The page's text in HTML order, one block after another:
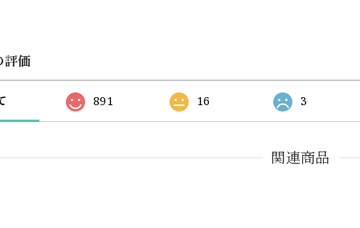
評価
891 16 3
関連商品